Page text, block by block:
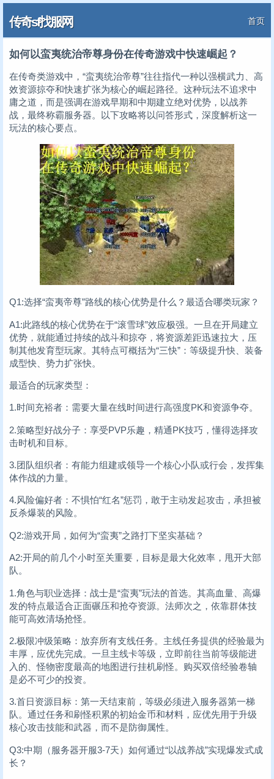
传奇sf找服网 首页
如何以蛮夷统治帝尊身份在传奇游戏中快速崛起？
在传奇类游戏中，“蛮夷统治帝尊”往往指代一种以强横武力、高
效资源掠夺和快速扩张为核心的崛起路径。这种玩法不追求中
庸之道，而是强调在游戏早期和中期建立绝对优势，以战养
战，最终称霸服务器。以下攻略将以问答形式，深度解析这一
玩法的核心要点。
Q1:选择“蛮夷帝尊”路线的核心优势是什么？最适合哪类玩家？
A1:此路线的核心优势在于“滚雪球”效应极强。一旦在开局建立
优势，就能通过持续的战斗和掠夺，将资源差距迅速拉大，压
制其他发育型玩家。其特点可概括为“三快”：等级提升快、装备
成型快、势力扩张快。
最适合的玩家类型：
1.时间充裕者：需要大量在线时间进行高强度PK和资源争夺。
2.策略型好战分子：享受PVP乐趣，精通PK技巧，懂得选择攻
击时机和目标。
3.团队组织者：有能力组建或领导一个核心小队或行会，发挥集
体作战的力量。
4.风险偏好者：不惧怕“红名”惩罚，敢于主动发起攻击，承担被
反杀爆装的风险。
Q2:游戏开局，如何为“蛮夷”之路打下坚实基础？
A2:开局的前几个小时至关重要，目标是最大化效率，甩开大部
队。
1.角色与职业选择：战士是“蛮夷”玩法的首选。其高血量、高爆
发的特点最适合正面碾压和抢夺资源。法师次之，依靠群体技
能可高效清场抢怪。
2.极限冲级策略：放弃所有支线任务。主线任务提供的经验最为
丰厚，应优先完成。一旦主线卡等级，立即前往当前等级能进
入的、怪物密度最高的地图进行挂机刷怪。购买双倍经验卷轴
是必不可少的投资。
3.首日资源目标：第一天结束前，等级必须进入服务器第一梯
队。通过任务和刷怪积累的初始金币和材料，应优先用于升级
核心攻击技能和武器，而不是防御属性。
Q3:中期（服务器开服3-7天）如何通过“以战养战”实现爆发式成
长？